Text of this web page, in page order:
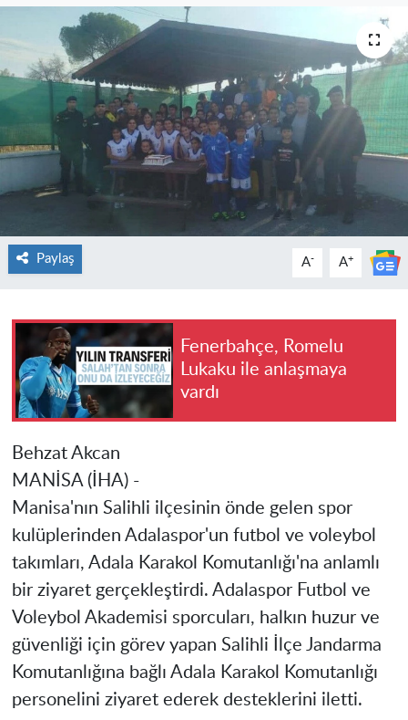
Paylaş A- A+
Fenerbahçe, Romelu
Lukaku ile anlaşmaya
vardı
Behzat Akcan
MANİSA (İHA) -
Manisa'nın Salihli ilçesinin önde gelen spor
kulüplerinden Adalaspor'un futbol ve voleybol
takımları, Adala Karakol Komutanlığı'na anlamlı
bir ziyaret gerçekleştirdi. Adalaspor Futbol ve
Voleybol Akademisi sporcuları, halkın huzur ve
güvenliği için görev yapan Salihli İlçe Jandarma
Komutanlığına bağlı Adala Karakol Komutanlığı
personelini ziyaret ederek desteklerini iletti.